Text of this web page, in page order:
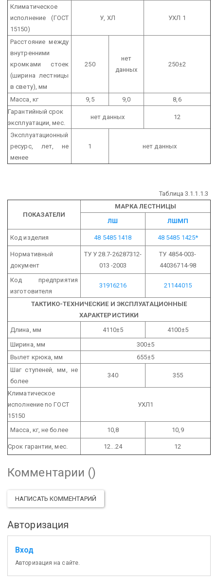
Климатическое
исполнение (ГОСТ
15150)
У, ХЛ УХЛ 1
Расстояние между
внутренними
кромками стоек
(ширина лестницы
в свету), мм
250
нет
данных
250±2
Масса, кг 9,5 9,0
8,6
Гарантийный срок
эксплуатации, мес.
нет данных 12
Эксплуатационный
ресурс, лет, не
менее
1 нет данных
Таблица 3.1.1.1.3
ПОКАЗАТЕЛИ
МАРКА ЛЕСТНИЦЫ
ЛШ
ЛШМП
Код изделия 48 5485 1418 48 5485 1425*
Нормативный
документ
ТУ У 28.7-26287312-
013 -2003
ТУ 4854-003-
44036714-98
Код предприятия
изготовителя
31916216 21144015
ТАКТИКО-ТЕХНИЧЕСКИЕ И ЭКСПЛУАТАЦИОННЫЕ
ХАРАКТЕРИСТИКИ
Длина, мм
4110±5
4100±5
Ширина, мм
300±5
Вылет крюка, мм
655±5
Шаг ступеней, мм, не
более
340 355
Климатическое
исполнение по ГОСТ
15150
УХЛ1
Масса, кг, не более 10,8 10,9
Срок гарантии, мес. 12...24 12
Комментарии ()
НАПИСАТЬ КОММЕНТАРИЙ
Авторизация
Вход
Авторизация на сайте.